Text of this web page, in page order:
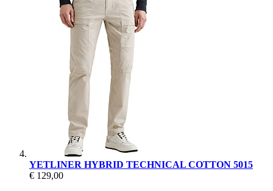
YETLINER HYBRID TECHNICAL COTTON 5015
€ 129,00